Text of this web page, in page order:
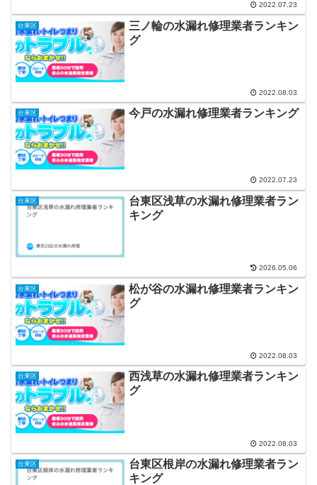
2022.07.23
台東区
三ノ輪の水漏れ修理業者ランキン
グ
2022.08.03
台東区 今戸の水漏れ修理業者ランキング
2022.07.23
台東区
台東区浅草の水漏れ修理業者ラン
キング
2026.05.06
台東区
松が谷の水漏れ修理業者ランキン
グ
2022.08.03
台東区
西浅草の水漏れ修理業者ランキン
グ
2022.08.03
台東区
台東区根岸の水漏れ修理業者ラン
キング